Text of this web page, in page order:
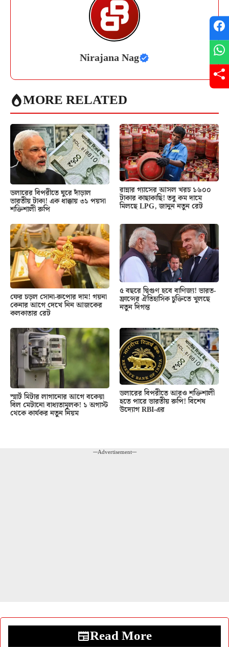
Nirajana Nag
MORE RELATED
ডলারের বিপরীতে ঘুরে দাঁড়াল
ভারতীয় টাকা! এক ধাক্কায় ৩১ পয়সা
শক্তিশালী রুপি
রান্নার গ্যাসের আসল খরচ ১৬০০
টাকার কাছাকাছি! তবু কম দামে
মিলছে LPG, জানুন নতুন রেট
ফের চড়ল সোনা-রুপোর দাম! গয়না
কেনার আগে দেখে নিন আজকের
কলকাতার রেট
৫ বছরে দ্বিগুণ হবে বাণিজ্য! ভারত-
ফ্রান্সের ঐতিহাসিক চুক্তিতে খুলছে
নতুন দিগন্ত
স্মার্ট মিটার লাগানোর আগে বকেয়া
বিল মেটানো বাধ্যতামূলক! ১ অগাস্ট
থেকে কার্যকর নতুন নিয়ম
ডলারের বিপরীতে আরও শক্তিশালী
হতে পারে ভারতীয় রুপি! বিশেষ
উদ্যোগ RBI-এর
---Advertisement---
Read More